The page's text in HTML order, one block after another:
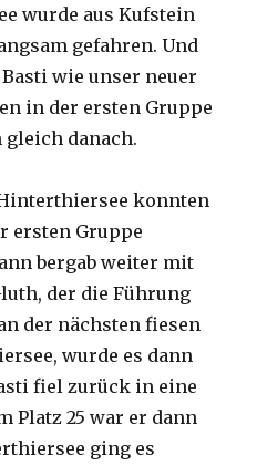
wurde aus Kufstein
gefahren. Und
wie unser neuer
in der ersten Gruppe
gleich danach.
konnten
ersten Gruppe
bergab weiter mit
der die Führung
der nächsten fiesen
wurde es dann
fiel zurück in eine
Platz 25 war er dann
ging es